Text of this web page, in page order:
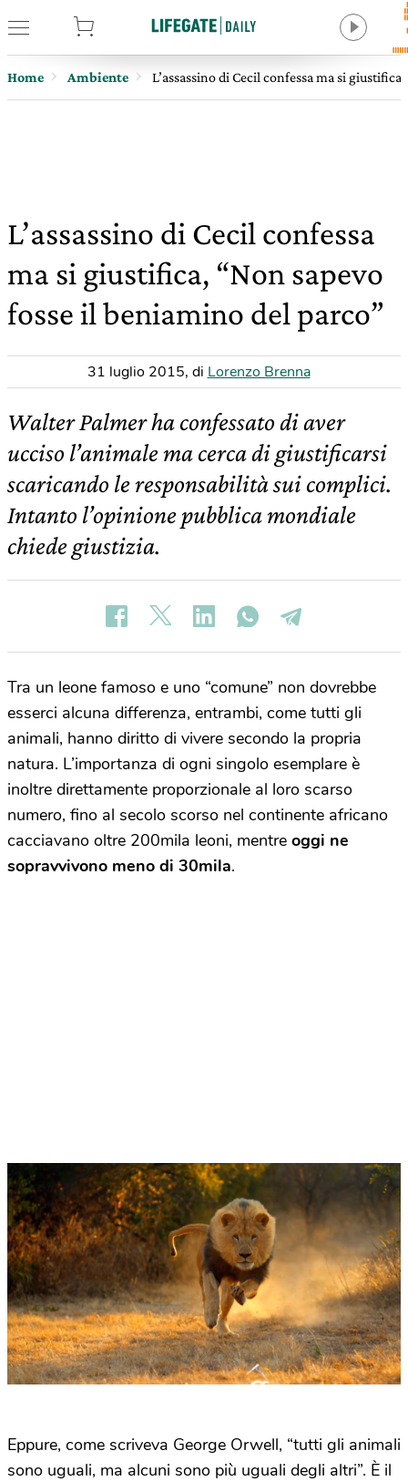
Home Ambiente L’assassino di Cecil confessa ma si
L’assassino di Cecil confessa
ma si giustifica, “Non sapevo
fosse il beniamino del parco”
31 luglio 2015, di Lorenzo Brenna
Walter Palmer ha confessato di aver
ucciso l’animale ma cerca di giustificarsi
scaricando le responsabilità sui complici.
Intanto l’opinione pubblica mondiale
chiede giustizia.
Tra un leone famoso e uno “comune” non dovrebbe
esserci alcuna differenza, entrambi, come tutti gli
animali, hanno diritto di vivere secondo la propria
natura. L’importanza di ogni singolo esemplare è
inoltre direttamente proporzionale al loro scarso
numero, fino al secolo scorso nel continente africano
cacciavano oltre 200mila leoni, mentre oggi ne
sopravvivono meno di 30mila.
Eppure, come scriveva George Orwell, “tutti gli animali
sono uguali, ma alcuni sono più uguali degli altri”. È il